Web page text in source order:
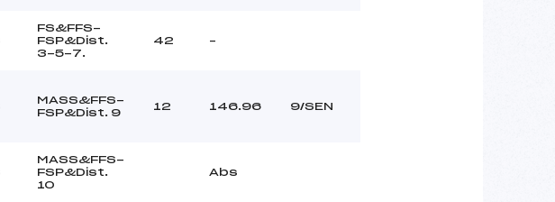
FS&FFS-
FSP&Dist.
3-5-7.
42 –
MASS&FFS-
FSP&Dist. 9
12 146.96 9/SEN
MASS&FFS-
FSP&Dist.
10
Abs